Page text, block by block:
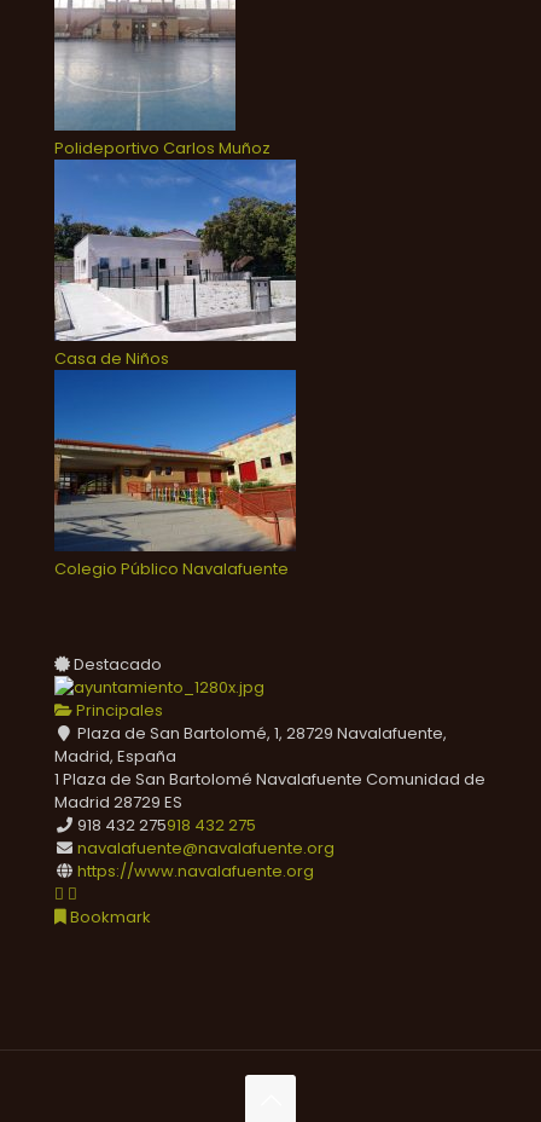
Polideportivo Carlos Muñoz
Casa de Niños
Colegio Público Navalafuente
Destacado
Principales
Plaza de San Bartolomé, 1, 28729 Navalafuente,
Madrid, España
1 Plaza de San Bartolomé Navalafuente Comunidad de
Madrid 28729 ES
918 432 275918 432 275
navalafuente@navalafuente.org
https://www.navalafuente.org
Bookmark